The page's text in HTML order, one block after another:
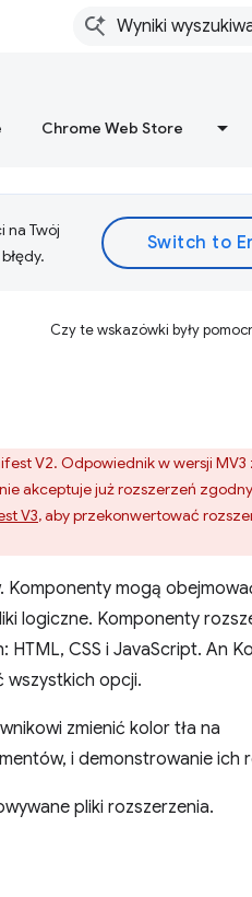
Chrome Web Store
na Twój
Czy te wskazówki były
V2. Odpowiednik w wersji
akceptuje już rozszerzeń
V3, aby przekonwertować
Komponenty mogą
logiczne. Komponenty
CSS i JavaScript. An
wszystkich opcji.
zmienić kolor tła na
i demonstrowanie ich
pliki rozszerzenia.